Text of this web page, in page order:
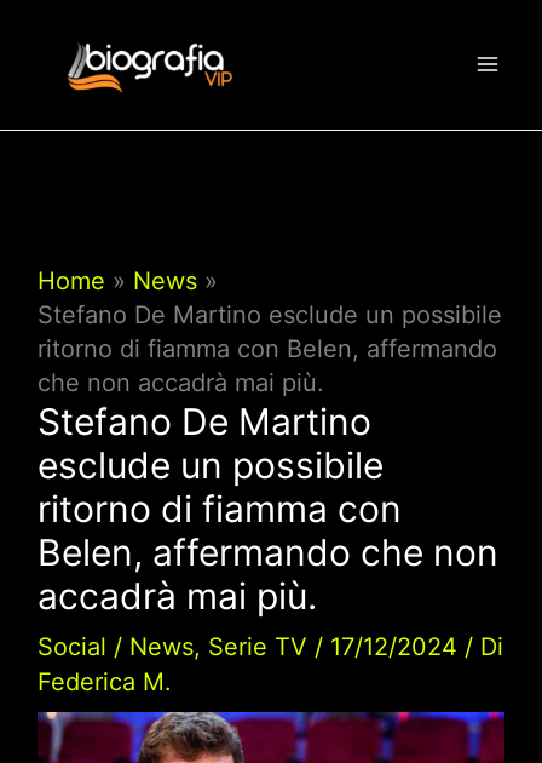
contenuto
Home
News
Stefano De Martino esclude un possibile
ritorno di fiamma con Belen, affermando
che non accadrà mai più.
Stefano De Martino
esclude un possibile
ritorno di fiamma con
Belen, affermando che non
accadrà mai più.
Social / News, Serie TV / 17/12/2024 / Di
Federica M.